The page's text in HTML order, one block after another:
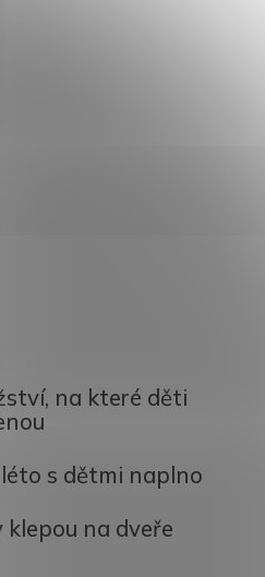
na které děti
léto s dětmi naplno
na dveře